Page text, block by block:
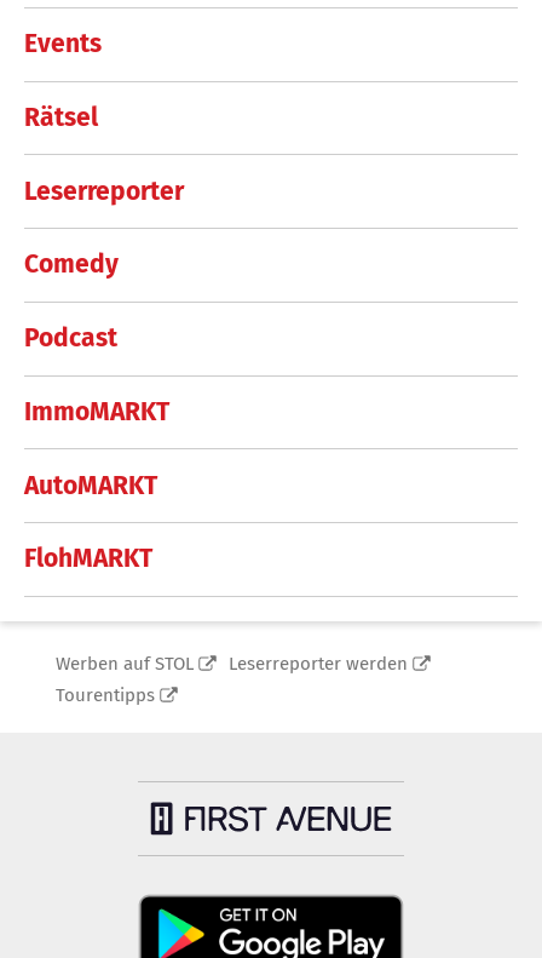
Events
Rätsel
Leserreporter
Comedy
Podcast
ImmoMARKT
AutoMARKT
FlohMARKT
Werben auf STOL
Leserreporter werden
Tourentipps